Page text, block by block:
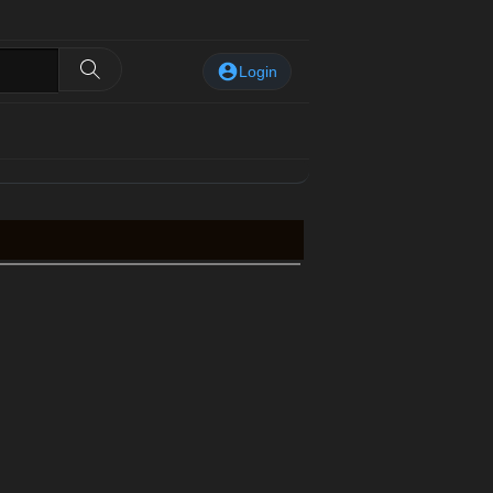
Login